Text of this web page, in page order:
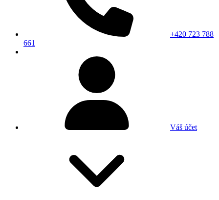
+420 723 788
661
Váš účet